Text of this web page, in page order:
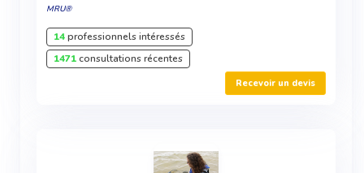
MRU®
14professionnels intéressés
1471consultations récentes
Recevoir un devis